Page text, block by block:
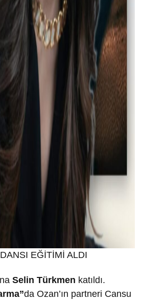
EĞİTİMİ ALDI
Selin Türkmen katıldı.
da Ozan’ın partneri Cansu